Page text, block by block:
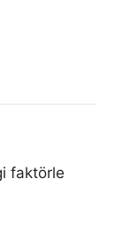
faktörle